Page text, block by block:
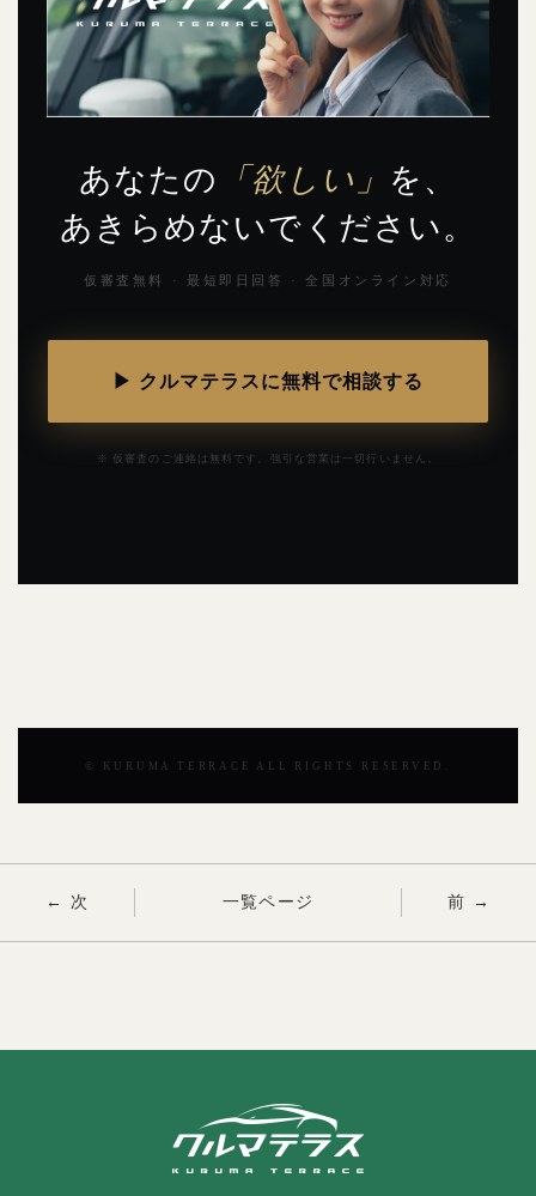
あなたの 「欲しい」 を、
あきらめないでください。
仮審査無料 · 最短即日回答 · 全国オンライン対応
▶ クルマテラスに無料で相談する
※ 仮審査のご連絡は無料です。強引な営業は一切行いません。
© KURUMA TERRACE ALL RIGHTS RESERVED.
← 次 一覧ページ 前 →